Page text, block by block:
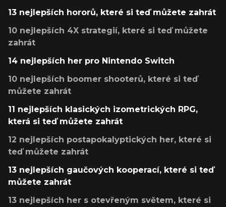
13 nejlepších hororů, které si teď můžete zahrát
10 nejlepších 4X strategií, které si teď můžete
zahrát
14 nejlepších her pro Nintendo Switch
10 nejlepších boomer shooterů, které si teď
můžete zahrát
11 nejlepších klasických izometrických RPG,
která si teď můžete zahrát
12 nejlepších postapokalyptických her, které si
teď můžete zahrát
13 nejlepších gaučových kooperací, které si teď
můžete zahrát
13 nejlepších her s otevřeným světem, které si